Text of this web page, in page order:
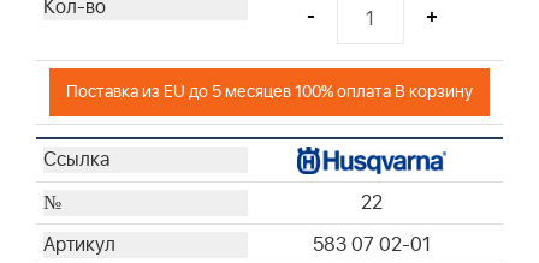
- +
Поставка из EU до 5 месяцев 100% оплата В корзину
22
583 07 02-01